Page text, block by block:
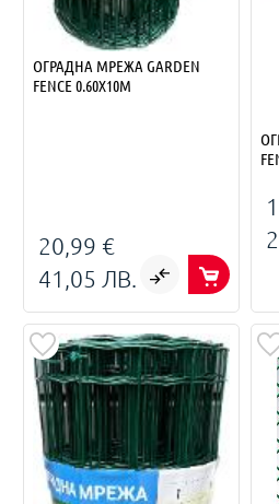
ОГРАДНА МРЕЖА GARDEN
FENCE 0.60X10M
20,99 €
41,05 ЛВ.